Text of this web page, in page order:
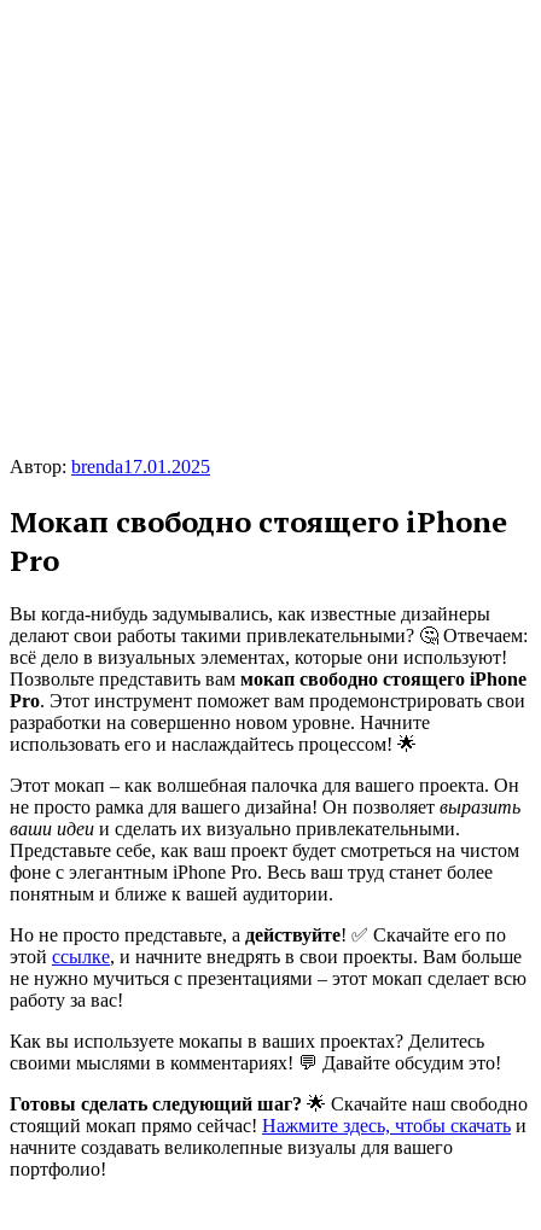
Автор: brenda17.01.2025
Мокап свободно стоящего iPhone
Pro
Вы когда-нибудь задумывались, как известные дизайнеры
делают свои работы такими привлекательными? 🤔 Отвечаем:
всё дело в визуальных элементах, которые они используют!
Позвольте представить вам мокап свободно стоящего iPhone
Pro. Этот инструмент поможет вам продемонстрировать свои
разработки на совершенно новом уровне. Начните
использовать его и наслаждайтесь процессом! 🌟
Этот мокап – как волшебная палочка для вашего проекта. Он
не просто рамка для вашего дизайна! Он позволяет выразить
ваши идеи и сделать их визуально привлекательными.
Представьте себе, как ваш проект будет смотреться на чистом
фоне с элегантным iPhone Pro. Весь ваш труд станет более
понятным и ближе к вашей аудитории.
Но не просто представьте, а действуйте! ✅ Скачайте его по
этой ссылке, и начните внедрять в свои проекты. Вам больше
не нужно мучиться с презентациями – этот мокап сделает всю
работу за вас!
Как вы используете мокапы в ваших проектах? Делитесь
своими мыслями в комментариях! 💬 Давайте обсудим это!
Готовы сделать следующий шаг? 🌟 Скачайте наш свободно
стоящий мокап прямо сейчас! Нажмите здесь, чтобы скачать и
начните создавать великолепные визуалы для вашего
портфолио!